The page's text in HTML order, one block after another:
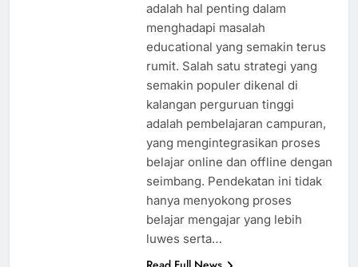
adalah hal penting dalam
menghadapi masalah
educational yang semakin terus
rumit. Salah satu strategi yang
semakin populer dikenal di
kalangan perguruan tinggi
adalah pembelajaran campuran,
yang mengintegrasikan proses
belajar online dan offline dengan
seimbang. Pendekatan ini tidak
hanya menyokong proses
belajar mengajar yang lebih
luwes serta…